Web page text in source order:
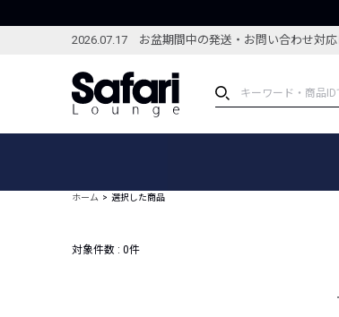
2026.07.17 お盆期間中の発送・お問い合わせ対応
ブランドから探す
新着アイテム
編集部
ホーム 選択した商品
対象件数 : 0件